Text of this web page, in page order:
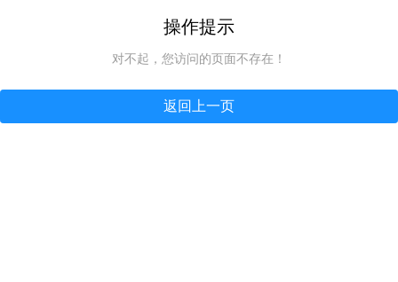
操作提示
对不起，您访问的页面不存在！
返回上一页